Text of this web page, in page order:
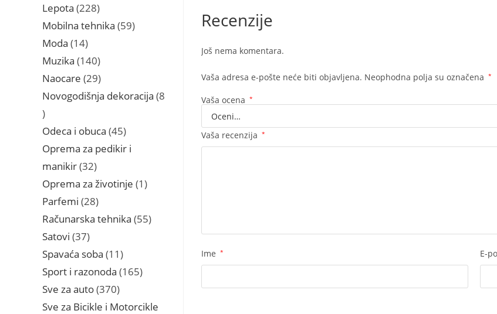
Recenzije
Još nema komentara.
Vaša adresa e-pošte neće biti objavljena. Neophodna polja su označena *
Vaša ocena *
Vaša recenzija *
Ime * E-
proizvod
Lepota 228228
proizvoda
Mobilna tehnika 5959
Moda 1414
proizvoda
Muzika 140140
proizvoda
Naocare 2929
proizvoda
Novogodišnja dekoracija 8
8
proizvoda
Odeca i obuca 4545
proizvoda
Oprema za pedikir i
manikir 3232
proizvoda
Oprema za životinje 1 1
Parfemi 2828
proizvoda
Računarska tehnika 5555
Satovi 3737
proizvoda
Spavaća soba 11 11
proizvoda
Sport i razonoda 165165
Sve za auto 370370
proizvoda
Sve za Bicikle i Motorcikle